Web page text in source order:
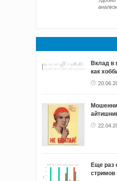
Вклад в
как
Еще раз
стримов